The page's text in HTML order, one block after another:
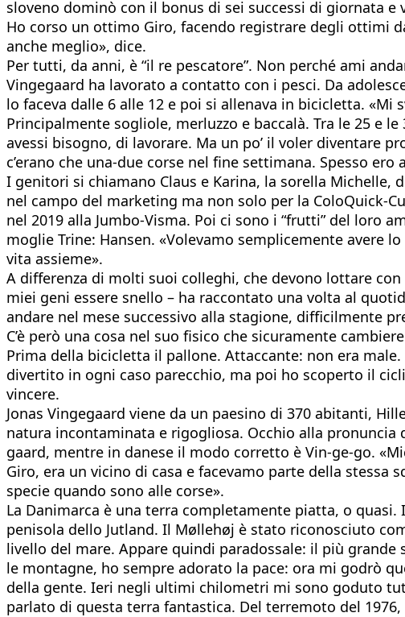
sloveno dominò con il bonus di sei successi di giornata
Ho corso un ottimo Giro, facendo registrare degli ottimi
anche meglio», dice.
Per tutti, da anni, è “il re pescatore”. Non perché ami
Vingegaard ha lavorato a contatto con i pesci. Da
lo faceva dalle 6 alle 12 e poi si allenava in bicicletta.
Principalmente sogliole, merluzzo e baccalà. Tra le 25 e
avessi bisogno, di lavorare. Ma un po’ il voler diventare
c’erano che una-due corse nel fine settimana. Spesso
I genitori si chiamano Claus e Karina, la sorella Michelle,
nel campo del marketing ma non solo per la ColoQuick-
nel 2019 alla Jumbo-Visma. Poi ci sono i “frutti” del loro
moglie Trine: Hansen. «Volevamo semplicemente avere
vita assieme».
A differenza di molti suoi colleghi, che devono lottare
miei geni essere snello – ha raccontato una volta al
andare nel mese successivo alla stagione, difficilmente
C’è però una cosa nel suo fisico che sicuramente
Prima della bicicletta il pallone. Attaccante: non era
divertito in ogni caso parecchio, ma poi ho scoperto il
vincere.
Jonas Vingegaard viene da un paesino di 370 abitanti,
natura incontaminata e rigogliosa. Occhio alla
gaard, mentre in danese il modo corretto è Vin-ge-go.
Giro, era un vicino di casa e facevamo parte della
specie quando sono alle corse».
La Danimarca è una terra completamente piatta, o
penisola dello Jutland. Il Møllehøj è stato riconosciuto
livello del mare. Appare quindi paradossale: il più
le montagne, ho sempre adorato la pace: ora mi godrò
della gente. Ieri negli ultimi chilometri mi sono goduto
parlato di questa terra fantastica. Del terremoto del